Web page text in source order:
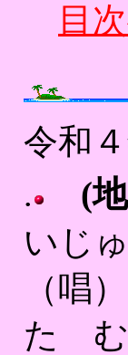
目
令和
.
(
いじ
（唱
た む